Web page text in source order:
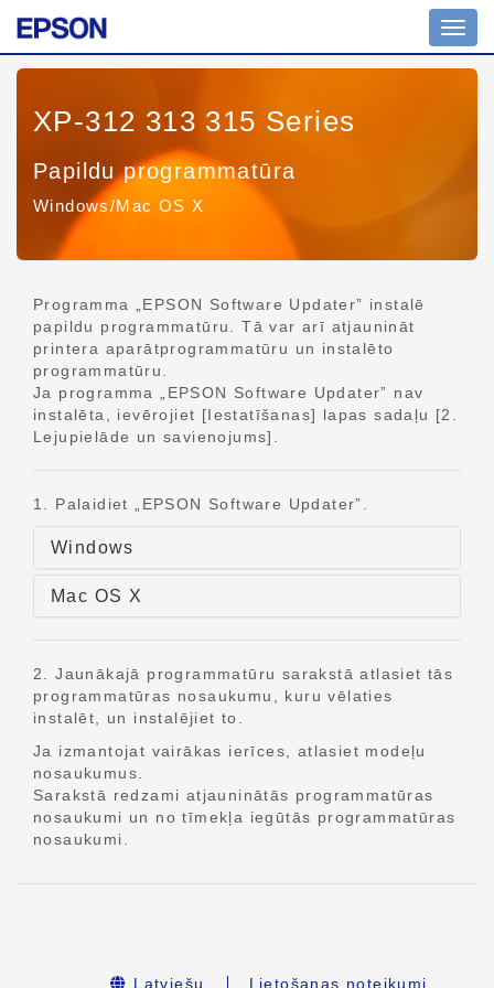
XP-312 313 315 Series
Papildu programmatūra
Windows/Mac OS X
Programma „EPSON Software Updater” instalē
papildu programmatūru. Tā var arī atjaunināt
printera aparātprogrammatūru un instalēto
programmatūru.
Ja programma „EPSON Software Updater” nav
instalēta, ievērojiet [Iestatīšanas] lapas sadaļu [2.
Lejupielāde un savienojums].
1. Palaidiet „EPSON Software Updater”.
Windows
Mac OS X
2. Jaunākajā programmatūru sarakstā atlasiet tās
programmatūras nosaukumu, kuru vēlaties
instalēt, un instalējiet to.
Ja izmantojat vairākas ierīces, atlasiet modeļu
nosaukumus.
Sarakstā redzami atjauninātās programmatūras
nosaukumi un no tīmekļa iegūtās programmatūras
nosaukumi.
Latviešu Lietošanas noteikumi